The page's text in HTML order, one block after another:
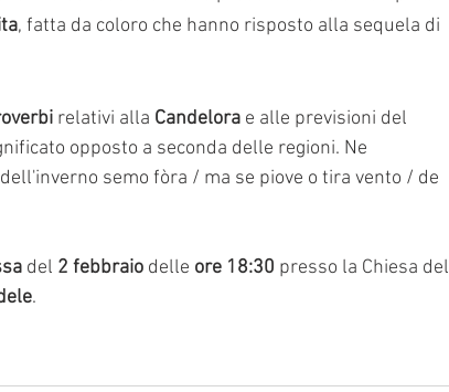
, fatta da coloro che hanno risposto alla sequela di
relativi alla Candelora e alle previsioni del
opposto a seconda delle regioni. Ne
semo fòra / ma se piove o tira vento / de
del 2 febbraio delle ore 18:30 presso la Chiesa del
.